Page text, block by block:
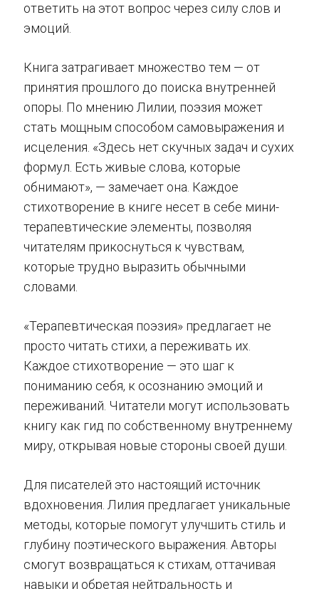
ответить на этот вопрос через силу слов и
эмоций.
Книга затрагивает множество тем — от
принятия прошлого до поиска внутренней
опоры. По мнению Лилии, поэзия может
стать мощным способом самовыражения и
исцеления. «Здесь нет скучных задач и сухих
формул. Есть живые слова, которые
обнимают», — замечает она. Каждое
стихотворение в книге несет в себе мини-
терапевтические элементы, позволяя
читателям прикоснуться к чувствам,
которые трудно выразить обычными
словами.
«Терапевтическая поэзия» предлагает не
просто читать стихи, а переживать их.
Каждое стихотворение — это шаг к
пониманию себя, к осознанию эмоций и
переживаний. Читатели могут использовать
книгу как гид по собственному внутреннему
миру, открывая новые стороны своей души.
Для писателей это настоящий источник
вдохновения. Лилия предлагает уникальные
методы, которые помогут улучшить стиль и
глубину поэтического выражения. Авторы
смогут возвращаться к стихам, оттачивая
навыки и обретая нейтральность и